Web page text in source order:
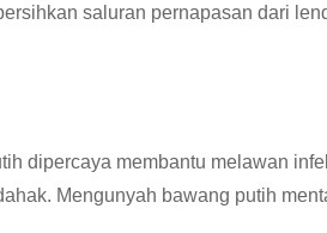
saluran pernapasan dari
dipercaya membantu melawan
Mengunyah bawang putih